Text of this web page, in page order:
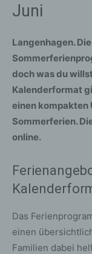
Juni
Langenhagen.
doch was du
Kalenderformat
einen kompakten
Sommerferien.
online.
Das
einen
Familien dabei